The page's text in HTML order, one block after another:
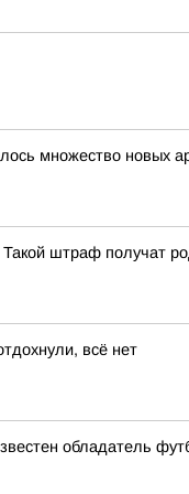
множество новых
штраф получат
всё нет
обладатель